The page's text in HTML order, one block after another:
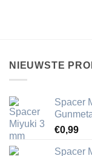
NIEUWSTE
Spacer
€0,99
Spacer